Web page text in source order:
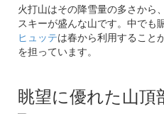
火打山はその降雪量の多さから
スキーが盛んな山です。中でも
ヒュッテは春から利用すること
を担っています。
眺望に優れた山頂